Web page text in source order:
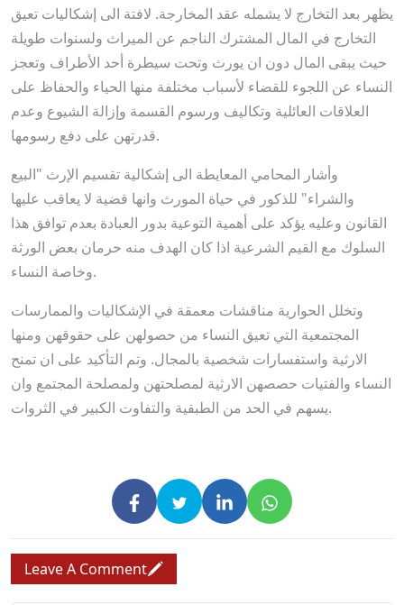
يظهر بعد التخارج لا يشمله عقد المخارجة. لافتة الى إشكاليات تعيق
التخارج في المال المشترك الناجم عن الميراث ولسنوات طويلة
حيث يبقى المال دون ان يورث وتحت سيطرة أحد الأطراف وتعجز
النساء عن اللجوء للقضاء لأسباب مختلفة منها الحياء والحفاظ على
العلاقات العائلية وتكاليف ورسوم القسمة وإزالة الشيوع وعدم
قدرتهن على دفع رسومها.
وأشار المحامي المعايطة الى إشكالية تقسيم الإرث "البيع
والشراء" للذكور في حياة المورث وانها قضية لا يعاقب عليها
القانون وعليه يؤكد على أهمية التوعية بدور العبادة بعدم توافق هذا
السلوك مع القيم الشرعية اذا كان الهدف منه حرمان بعض الورثة
وخاصة النساء.
وتخلل الحوارية مناقشات معمقة في الإشكاليات والممارسات
المجتمعية التي تعيق النساء من حصولهن على حقوقهن ومنها
الارثية واستفسارات شخصية بالمجال. وتم التأكيد على ان تمنح
النساء والفتيات حصصهن الارثية لمصلحتهن ولمصلحة المجتمع وان
يسهم في الحد من الطبقية والتفاوت الكبير في الثروات.
Leave A Comment